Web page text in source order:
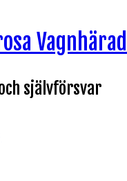
självförsvar